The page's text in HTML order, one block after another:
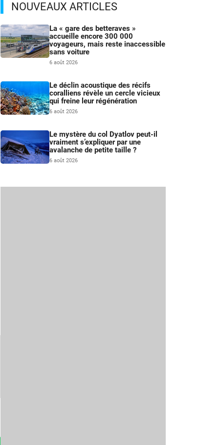
NOUVEAUX ARTICLES
La « gare des betteraves »
accueille encore 300 000
voyageurs, mais reste inaccessible
sans voiture
6 août 2026
Le déclin acoustique des récifs
coralliens révèle un cercle vicieux
qui freine leur régénération
6 août 2026
Le mystère du col Dyatlov peut-il
vraiment s’expliquer par une
avalanche de petite taille ?
6 août 2026